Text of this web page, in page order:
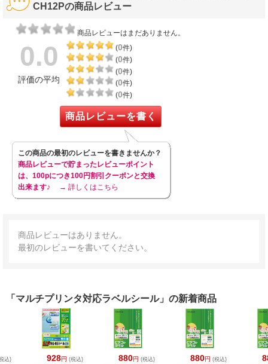
CH12Pの商品レビュー
商品レビューはまだありません。
0.0
評価の平均
(0件)
(0件)
(0件)
(0件)
(0件)
商品レビューを書く
この商品の最初のレビューを書きませんか？
商品レビューで貯まったレビューポイント
は、100pにつき100円割引クーポンと交換
出来ます♪
→ 詳しくはこちら
商品レビューはありません。
最初のレビューを書いてください。
「マルチプリンタ対応ラベルシール」の新着商品
928円 (税込) 880円 (税込) 880円 (税込)
込)